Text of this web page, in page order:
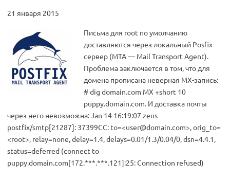
21 января 2015
Письма для root по умолчанию
доставляются через локальный Posfix-
сервер (MTA — Mail Transport Agent).
Проблема заключается в том, что для
домена прописана неверная МХ-запись:
# dig domain.com MX +short 10
puppy.domain.com. И доставка почты
через него невозможна: Jan 14 16:19:07 zeus
postfix/smtp[21287]: 37399CC: to=<user@domain.com>, orig_to=
<root>, relay=none, delay=1.4, delays=0.01/1.3/0.04/0, dsn=4.4.1,
status=deferred (connect to
puppy.domain.com[172.***.***.121]:25: Connection refused)